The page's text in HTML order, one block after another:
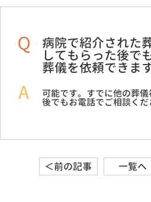
病院で紹介された
してもらった後で
葬儀を依頼できま
可能です。すでに他の葬
後でもお電話でご相談くだ
＜前の記事 一覧へ